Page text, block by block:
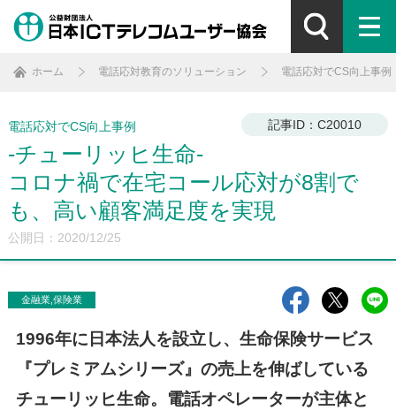
ホーム 電話応対教育のソリューション 電話応対でCS向上事例
電話応対でCS向上事例
-チューリッヒ生命-
コロナ禍で在宅コール応対が8割で
も、高い顧客満足度を実現
記事ID：C20010
公開日：2020/12/25
金融業,保険業
1996年に日本法人を設立し、生命保険サービス
『プレミアムシリーズ』の売上を伸ばしている
チューリッヒ生命。電話オペレーターが主体と